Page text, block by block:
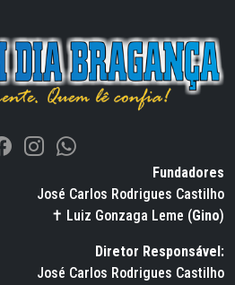
Fundadores
José Carlos Rodrigues Castilho
✝ Luiz Gonzaga Leme (Gino)
Diretor Responsável:
José Carlos Rodrigues Castilho